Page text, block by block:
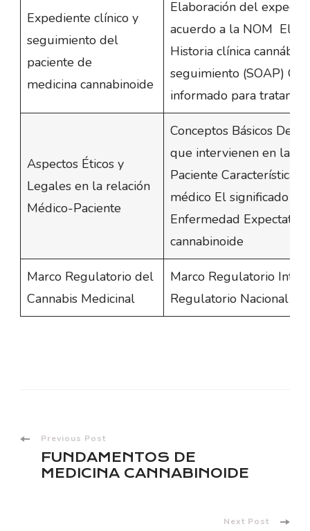
Expediente clínico y
seguimiento del
paciente de
medicina cannabinoide
Elaboración del
acuerdo a la NOM
Historia clínica
seguimiento (SOAP)
informado para
Aspectos Éticos y
Legales en la relación
Médico-Paciente
Conceptos Básicos
que intervienen en la
Paciente Características
médico El significado
Enfermedad
cannabinoide
Marco Regulatorio del
Cannabis Medicinal
Marco Regulatorio
Regulatorio Nacional
Post
Navigation
Previous Post
FUNDAMENTOS DE
MEDICINA CANNABINOIDE
Next Post